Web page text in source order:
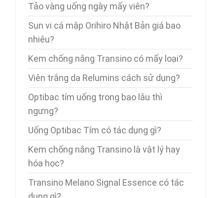
Tảo vàng uống ngày mấy viên?
Sụn vi cá mập Orihiro Nhật Bản giá bao
nhiêu?
Kem chống nắng Transino có mấy loại?
Viên trắng da Relumins cách sử dụng?
Optibac tím uống trong bao lâu thì
ngưng?
Uống Optibac Tím có tác dụng gì?
Kem chống nắng Transino là vật lý hay
hóa học?
Transino Melano Signal Essence có tác